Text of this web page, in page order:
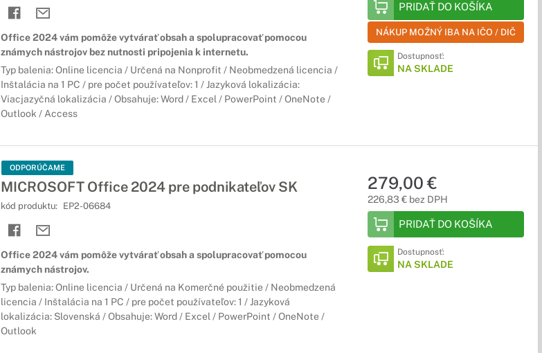
Office 2024 vám pomôže vytvárať obsah a spolupracovať pomocou
známych nástrojov bez nutnosti pripojenia k internetu.
Typ balenia: Online licencia / Určená na Nonprofit / Neobmedzená licencia /
Inštalácia na 1 PC / pre počet používateľov: 1 / Jazyková lokalizácia:
Viacjazyčná lokalizácia / Obsahuje: Word / Excel / PowerPoint / OneNote /
Outlook / Access
PRIDAŤ DO KOŠÍKA
NÁKUP MOŽNÝ IBA NA IČO / DIČ
Dostupnosť:
NA SKLADE
ODPORÚČAME
MICROSOFT Office 2024 pre podnikateľov SK
kód produktu: EP2-06684
Office 2024 vám pomôže vytvárať obsah a spolupracovať pomocou
známych nástrojov.
Typ balenia: Online licencia / Určená na Komerčné použitie / Neobmedzená
licencia / Inštalácia na 1 PC / pre počet používateľov: 1 / Jazyková
lokalizácia: Slovenská / Obsahuje: Word / Excel / PowerPoint / OneNote /
Outlook
279,00 €
226,83 € bez DPH
PRIDAŤ DO KOŠÍKA
Dostupnosť:
NA SKLADE